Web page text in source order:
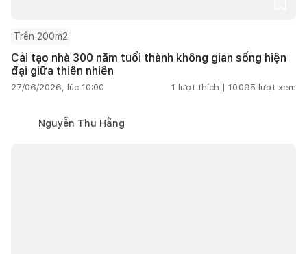
Trên 200m2
Cải tạo nhà 300 năm tuổi thành không gian sống hiện
đại giữa thiên nhiên
27/06/2026, lúc 10:00 1 lượt thích | 10.095 lượt xem
Nguyễn Thu Hằng